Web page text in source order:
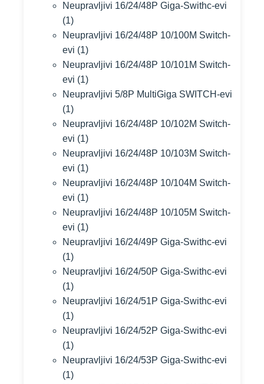
Neupravljivi 16/24/48P Giga-Swithc-evi
(1)
Neupravljivi 16/24/48P 10/100M Switch-
evi (1)
Neupravljivi 16/24/48P 10/101M Switch-
evi (1)
Neupravljivi 5/8P MultiGiga SWITCH-evi
(1)
Neupravljivi 16/24/48P 10/102M Switch-
evi (1)
Neupravljivi 16/24/48P 10/103M Switch-
evi (1)
Neupravljivi 16/24/48P 10/104M Switch-
evi (1)
Neupravljivi 16/24/48P 10/105M Switch-
evi (1)
Neupravljivi 16/24/49P Giga-Swithc-evi
(1)
Neupravljivi 16/24/50P Giga-Swithc-evi
(1)
Neupravljivi 16/24/51P Giga-Swithc-evi
(1)
Neupravljivi 16/24/52P Giga-Swithc-evi
(1)
Neupravljivi 16/24/53P Giga-Swithc-evi
(1)